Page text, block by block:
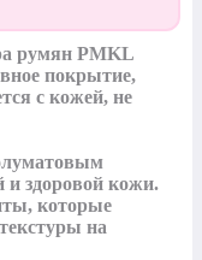
румян PMKL
покрытие,
с кожей, не
здоровой кожи.
которые
на